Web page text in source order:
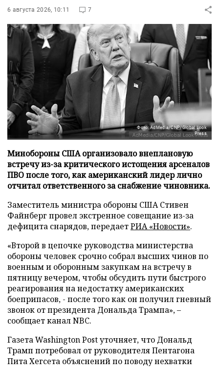
6 августа 2026, 10:11 7
Фото: AdMedia/CNP/Global Look
Press
Минобороны США организовало внеплановую
встречу из-за критического истощения арсеналов
ПВО после того, как американский лидер лично
отчитал ответственного за снабжение чиновника.
Заместитель министра обороны США Стивен
Файнберг провел экстренное совещание из-за
дефицита снарядов, передаетРИА «Новости».
«Второй в цепочке руководства министерства
обороны человек срочно собрал высших чинов по
военным и оборонным закупкам на встречу в
пятницу вечером, чтобы обсудить пути быстрого
реагирования на недостатку американских
боеприпасов, - после того как он получил гневный
звонок от президента Дональда Трампа», –
сообщает канал NBC.
Газета Washington Post уточняет, что Дональд
Трамп потребовал от руководителя Пентагона
Пита Хегсета объяснений по поводу нехватки